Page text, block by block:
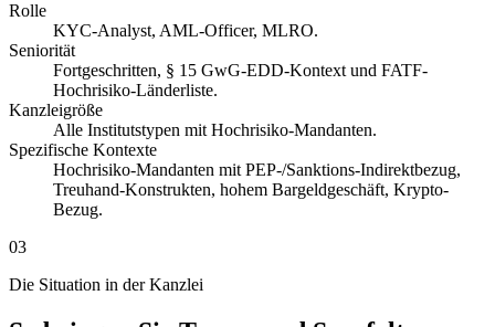
Rolle
KYC-Analyst, AML-Officer, MLRO.
Seniorität
Fortgeschritten, § 15 GwG-EDD-Kontext und FATF-
Hochrisiko-Länderliste.
Kanzleigröße
Alle Institutstypen mit Hochrisiko-Mandanten.
Spezifische Kontexte
Hochrisiko-Mandanten mit PEP-/Sanktions-Indirektbezug,
Treuhand-Konstrukten, hohem Bargeldgeschäft, Krypto-
Bezug.
03
Die Situation in der Kanzlei